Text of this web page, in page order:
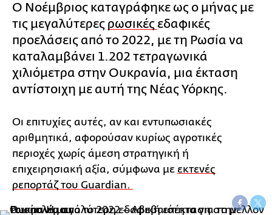
Ο Νοέμβριος καταγράφηκε ως ο μήνας με
τις μεγαλύτερες ρωσικές εδαφικές
προελάσεις από το 2022, με τη Ρωσία να
καταλαμβάνει 1.202 τετραγωνικά
χιλιόμετρα στην Ουκρανία, μια έκταση
αντίστοιχη με αυτή της Νέας Υόρκης.
Οι επιτυχίες αυτές, αν και εντυπωσιακές
αριθμητικά, αφορούσαν κυρίως αγροτικές
περιοχές χωρίς άμεση στρατηγική ή
επιχειρησιακή αξία, σύμφωνα με εκτενές
ρεπορτάζ του Guardian.